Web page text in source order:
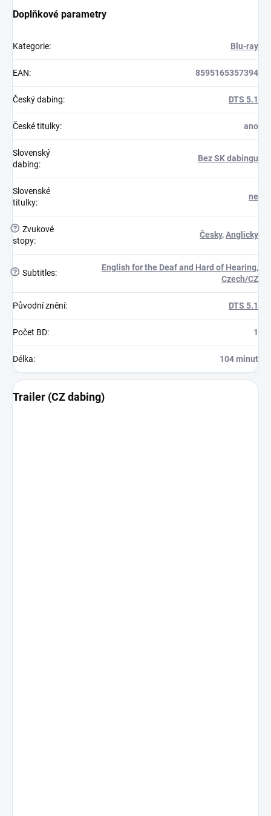
Doplňkové parametry
Kategorie: Blu-ray
EAN: 8595165357394
Český dabing: DTS 5.1
České titulky: ano
Slovenský
dabing:
Bez SK dabingu
Slovenské
titulky:
ne
? Zvukové
stopy:
Česky,Anglicky
? Subtitles:
English for the Deaf and Hard of Hearing,
Czech/CZ
Původní znění: DTS 5.1
Počet BD: 1
Délka: 104 minut
Trailer (CZ dabing)